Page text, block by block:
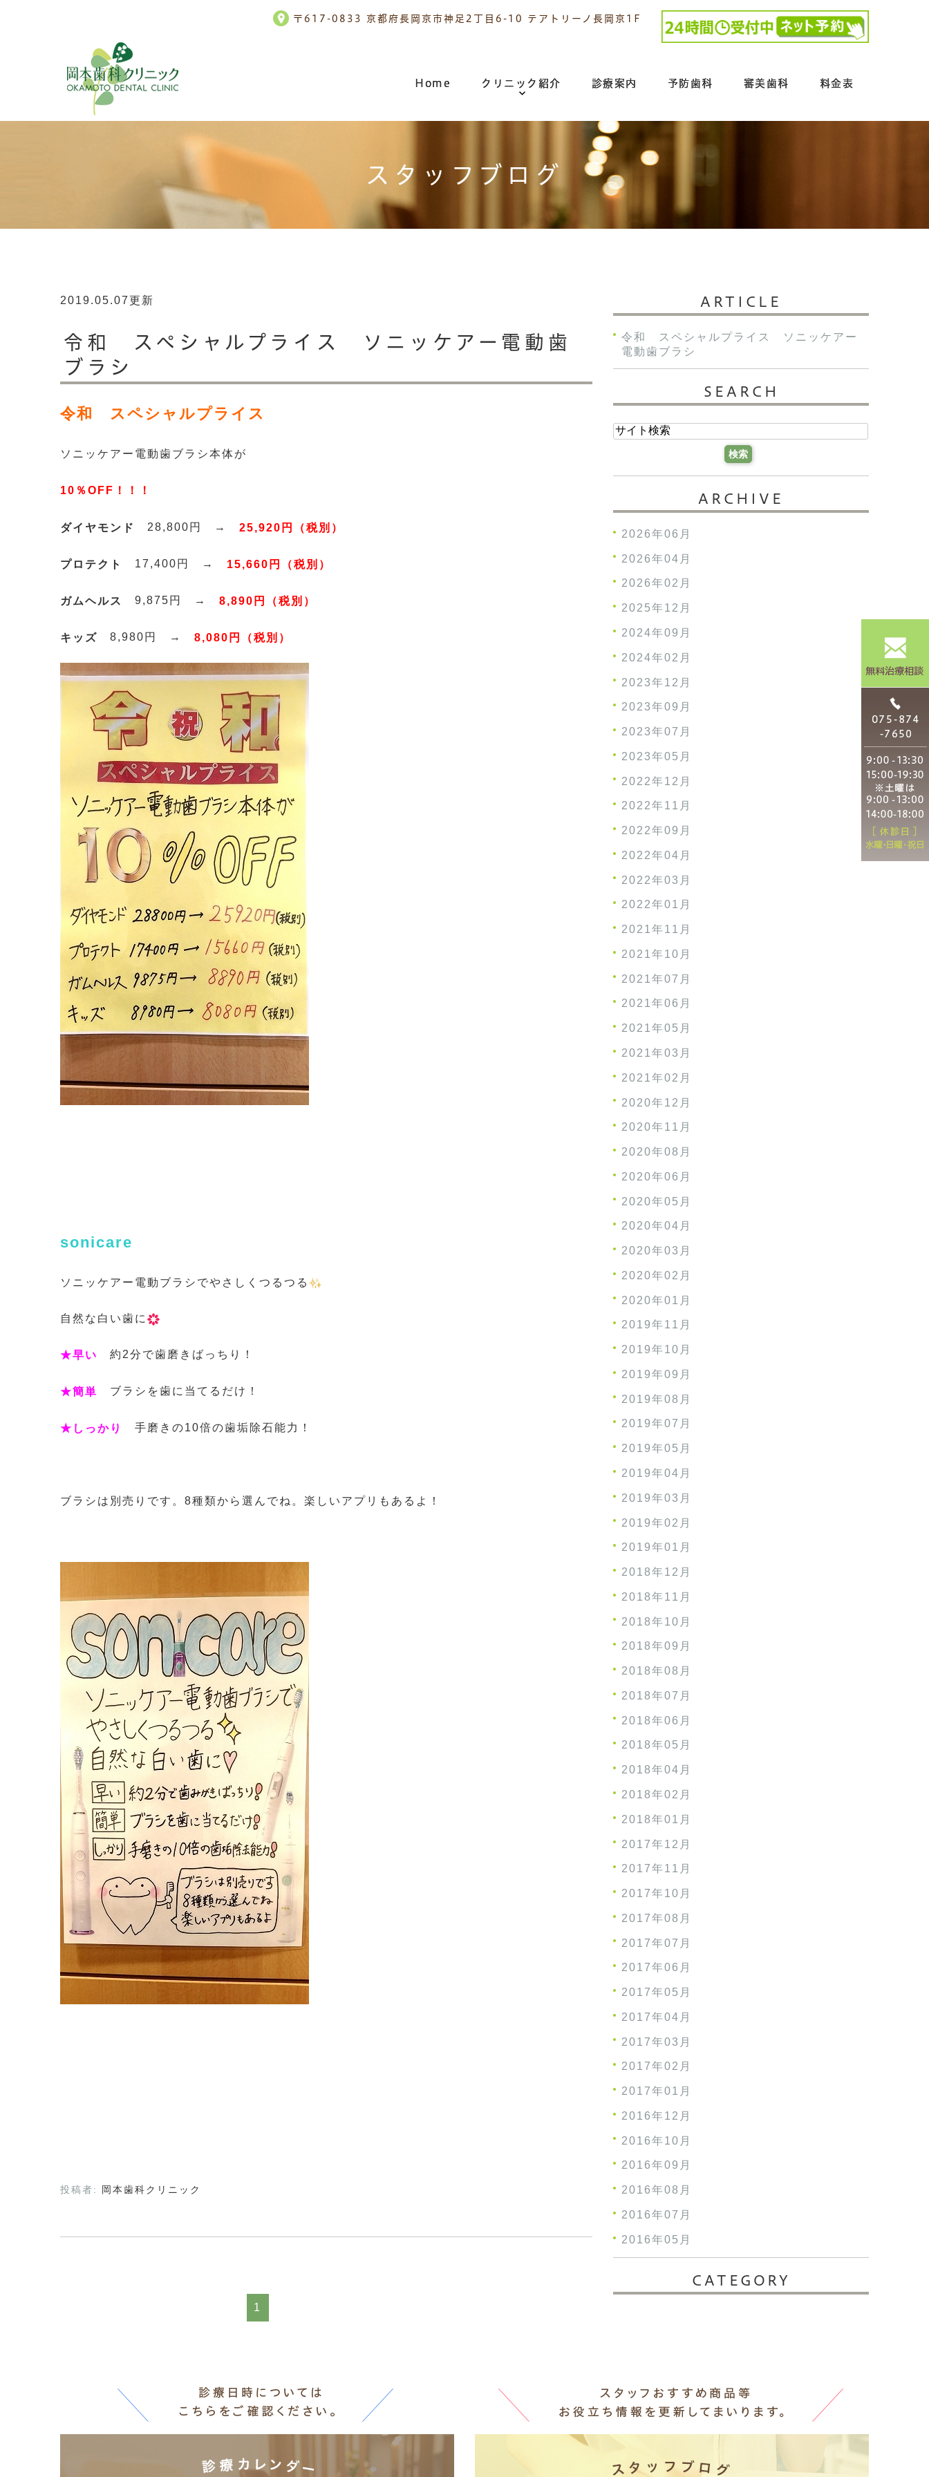
〒617-0833 京都府長岡京市神足2丁目6-10 テアトリーノ長岡京1F
Home クリニック紹介 診療案内 予防歯科 審美歯科 料金表
スタッフブログ
2019.05.07更新
令和 スペシャルプライス ソニッケアー電動歯
ブラシ
令和 スペシャルプライス
ソニッケアー電動歯ブラシ本体が
10％OFF！！！
ダイヤモンド 28,800円 → 25,920円（税別）
プロテクト 17,400円 → 15,660円（税別）
ガムヘルス 9,875円 → 8,890円（税別）
キッズ 8,980円 → 8,080円（税別）
sonicare
ソニッケアー電動ブラシでやさしくつるつる
自然な白い歯に
★早い 約2分で歯磨きばっちり！
★簡単 ブラシを歯に当てるだけ！
★しっかり 手磨きの10倍の歯垢除石能力！
ブラシは別売りです。8種類から選んでね。楽しいアプリもあるよ！
投稿者: 岡本歯科クリニック
1
ARTICLE
令和 スペシャルプライス ソニッケアー
電動歯ブラシ
SEARCH
ARCHIVE
2026年06月
2026年04月
2026年02月
2025年12月
2024年09月
2024年02月
2023年12月
2023年09月
2023年07月
2023年05月
2022年12月
2022年11月
2022年09月
2022年04月
2022年03月
2022年01月
2021年11月
2021年10月
2021年07月
2021年06月
2021年05月
2021年03月
2021年02月
2020年12月
2020年11月
2020年08月
2020年06月
2020年05月
2020年04月
2020年03月
2020年02月
2020年01月
2019年11月
2019年10月
2019年09月
2019年08月
2019年07月
2019年05月
2019年04月
2019年03月
2019年02月
2019年01月
2018年12月
2018年11月
2018年10月
2018年09月
2018年08月
2018年07月
2018年06月
2018年05月
2018年04月
2018年02月
2018年01月
2017年12月
2017年11月
2017年10月
2017年08月
2017年07月
2017年06月
2017年05月
2017年04月
2017年03月
2017年02月
2017年01月
2016年12月
2016年10月
2016年09月
2016年08月
2016年07月
2016年05月
CATEGORY